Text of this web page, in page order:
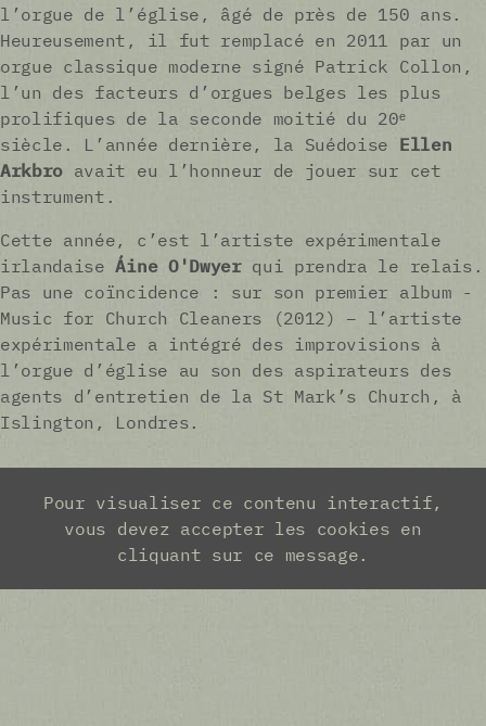
l’orgue de l’église, âgé de près de 150 ans.
Heureusement, il fut remplacé en 2011 par un
orgue classique moderne signé Patrick Collon,
l’un des facteurs d’orgues belges les plus
prolifiques de la seconde moitié du 20ᵉ
siècle. L’année dernière, la Suédoise Ellen
Arkbro avait eu l’honneur de jouer sur cet
instrument.
Cette année, c’est l’artiste expérimentale
irlandaiseÁine O'Dwyerqui prendra le relais.
Pas une coïncidence : sur son premier album -
Music for Church Cleaners (2012) – l’artiste
expérimentale a intégré des improvisions à
l’orgue d’église au son des aspirateurs des
agents d’entretien de la St Mark’s Church, à
Islington, Londres.